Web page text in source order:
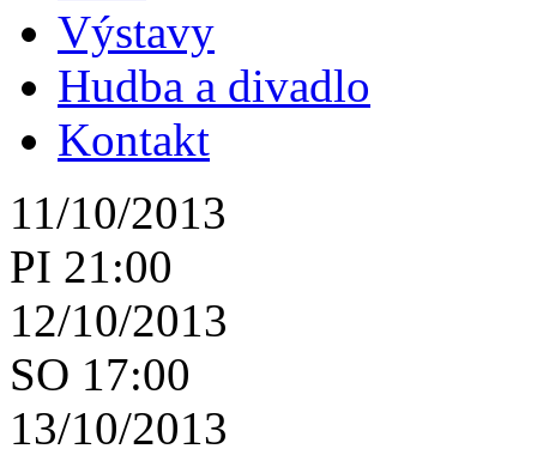
Výstavy
Hudba a divadlo
Kontakt
11/10/2013
PI 21:00
12/10/2013
SO 17:00
13/10/2013